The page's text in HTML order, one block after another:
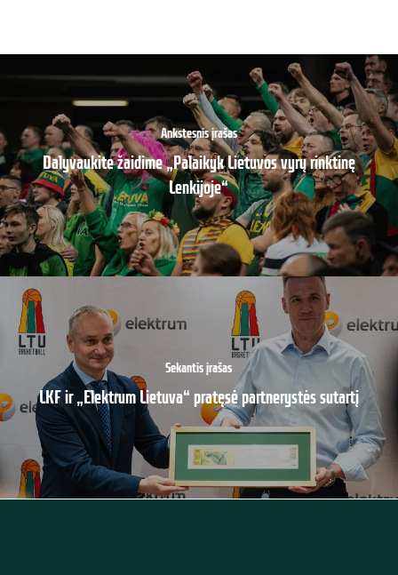
Ankstesnis įrašas
Dalyvaukite žaidime „Palaikyk Lietuvos vyrų rinktinę
Lenkijoje“
Sekantis įrašas
LKF ir „Elektrum Lietuva“ pratęsė partnerystės sutartį